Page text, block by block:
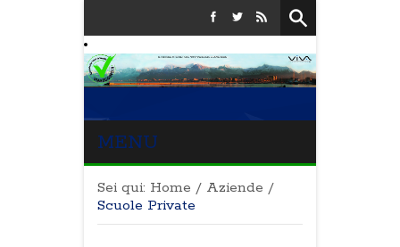
MENU
Sei qui: Home / Aziende /
Scuole Private